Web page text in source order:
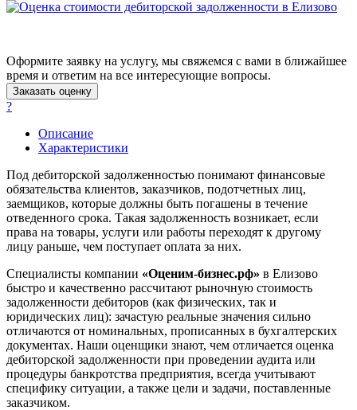
Оформите заявку на услугу, мы свяжемся с вами в ближайшее
время и ответим на все интересующие вопросы.
Заказать оценку
?
Описание
Характеристики
Под дебиторской задолженностью понимают финансовые
обязательства клиентов, заказчиков, подотчетных лиц,
заемщиков, которые должны быть погашены в течение
отведенного срока. Такая задолженность возникает, если
права на товары, услуги или работы переходят к другому
лицу раньше, чем поступает оплата за них.
Специалисты компании «Оценим-бизнес.рф» в Елизово
быстро и качественно рассчитают рыночную стоимость
задолженности дебиторов (как физических, так и
юридических лиц): зачастую реальные значения сильно
отличаются от номинальных, прописанных в бухгалтерских
документах. Наши оценщики знают, чем отличается оценка
дебиторской задолженности при проведении аудита или
процедуры банкротства предприятия, всегда учитывают
специфику ситуации, а также цели и задачи, поставленные
заказчиком.
Ачинск
Балабаново
Балаково
Балашиха
Барабинск
Батайск
Бахчисарай
Белая Калитва
Белгород
Белебей
Белогорск
Белорецк
Белореченск
Белоярский
Бердск
Березники
Бийск